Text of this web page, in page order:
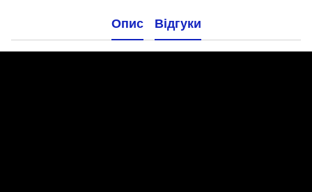
Опис Відгуки